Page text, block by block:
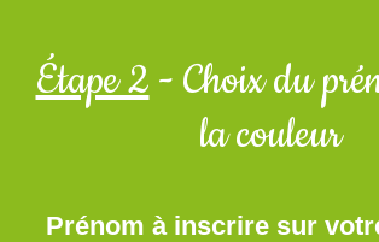
Étape 2- Choix du
la couleur
Prénom à inscrire sur